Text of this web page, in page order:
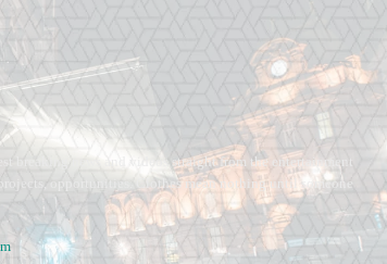
breaking news and videos straight from the entertainment
opportunities. Clothes mean nothing until someone